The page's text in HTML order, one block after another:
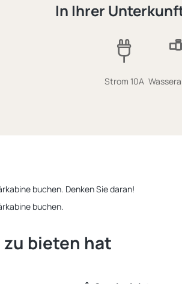
In Ihrer
Strom 10A
buchen. Denken Sie daran!
buchen.
bieten hat